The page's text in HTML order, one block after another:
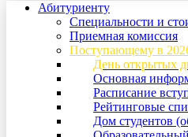
Абитуриенту
Специальности и
Приемная комиссия
Поступающему в
День открытых
Основная
Расписание
Рейтинговые
Дом студентов